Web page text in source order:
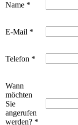
Name *
E-Mail *
Telefon *
Wann
möchten
Sie
angerufen
werden? *